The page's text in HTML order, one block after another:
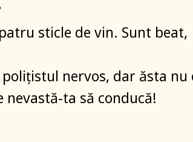
sticle de vin. Sunt beat,
nervos, dar ăsta nu
nevastă-ta să conducă!